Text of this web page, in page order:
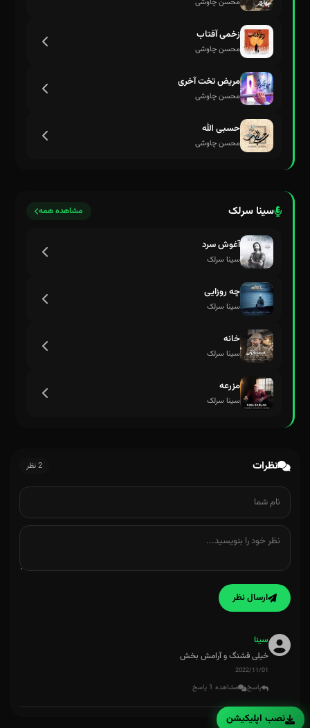
میروم تنهای تنها ای گل زیبا خداحافظ
محسن چاوشی
زخمی آفتاب
محسن چاوشی
مریض تخت آخری
محسن چاوشی
حسبی الله
محسن چاوشی
سینا سرلک مشاهده همه
آغوش سرد
سینا سرلک
چه روزایی
سینا سرلک
خانه
سینا سرلک
مزرعه
سینا سرلک
نظرات 2 نظر
ارسال نظر
سینا
خیلی قشنگ و آرامش بخش
2022/11/01
پاسخ مشاهده 1 پاسخ
نصب اپلیکیشن